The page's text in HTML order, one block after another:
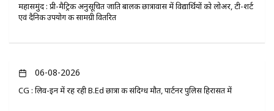
महासमुंद : प्री-मैट्रिक अनुसूचित जाति बालक छात्रावास में विद्यार्थियों को लोअर, टी-शर्ट
एवं दैनिक उपयोग की सामग्री वितरित
06-08-2026
CG : लिव-इन में रह रही B.Ed छात्रा की संदिग्ध मौत, पार्टनर पुलिस हिरासत में